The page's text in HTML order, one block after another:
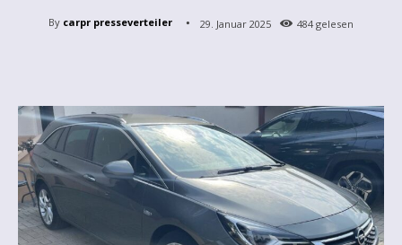
By carpr presseverteiler 29. Januar 2025 484 gelesen